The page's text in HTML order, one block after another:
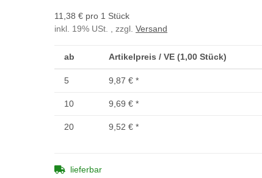
11,38 € pro 1 Stück
inkl. 19% USt. , zzgl. Versand
ab Artikelpreis / VE (1,00 Stück)
5 9,87 € *
10 9,69 € *
20 9,52 € *
lieferbar